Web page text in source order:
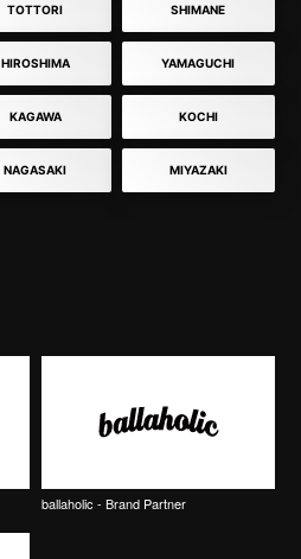
TOTTORI SHIMANE
HIROSHIMA YAMAGUCHI
KAGAWA KOCHI
NAGASAKI MIYAZAKI
ballaholic - Brand Partner